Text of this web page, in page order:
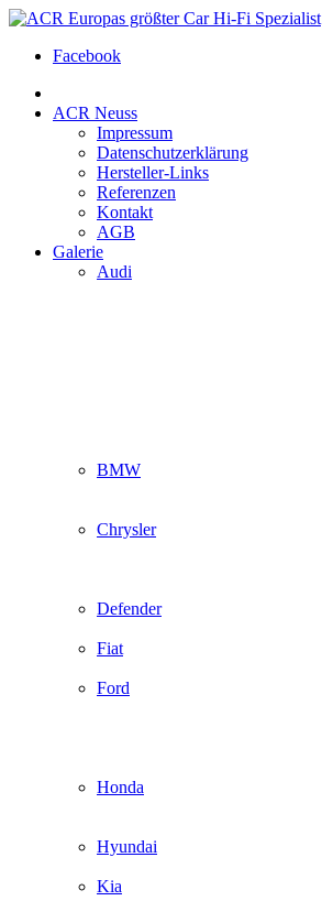
Facebook
ACR Neuss
Impressum
Datenschutzerklärung
Hersteller-Links
Referenzen
Kontakt
AGB
Galerie
Audi
BMW
Chrysler
Defender
Fiat
Ford
Honda
Hyundai
Kia